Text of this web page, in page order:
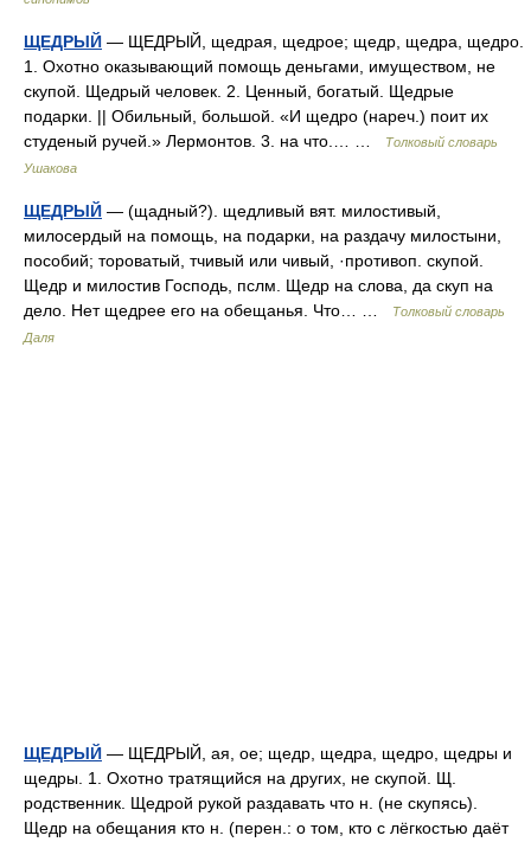
ЩЕДРЫЙ — ЩЕДРЫЙ, щедрая, щедрое; щедр, щедра, щедро.
1. Охотно оказывающий помощь деньгами, имуществом, не
скупой. Щедрый человек. 2. Ценный, богатый. Щедрые
подарки. || Обильный, большой. «И щедро (нареч.) поит их
студеный ручей.» Лермонтов. 3. на что.… …
Толковый словарь
Ушакова
ЩЕДРЫЙ — (щадный?). щедливый вят. милостивый,
милосердый на помощь, на подарки, на раздачу милостыни,
пособий; тороватый, тчивый или чивый, ·противоп. скупой.
Щедр и милостив Господь, пслм. Щедр на слова, да скуп на
дело. Нет щедрее его на обещанья. Что… …
Толковый словарь
Даля
ЩЕДРЫЙ — ЩЕДРЫЙ, ая, ое; щедр, щедра, щедро, щедры и
щедры. 1. Охотно тратящийся на других, не скупой. Щ.
родственник. Щедрой рукой раздавать что н. (не скупясь).
Щедр на обещания кто н. (перен.: о том, кто с лёгкостью даёт